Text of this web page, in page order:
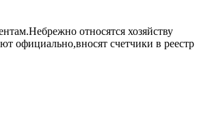
относятся хозяйству
официально,вносят счетчики в реестр